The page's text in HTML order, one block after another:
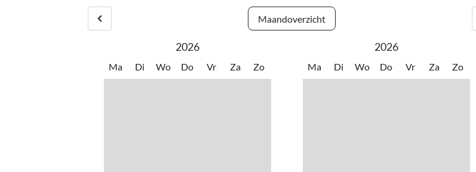
Maandoverzicht
2026
Ma Di Wo Do Vr Za Zo
2026
Ma Di Wo Do Vr Za Zo